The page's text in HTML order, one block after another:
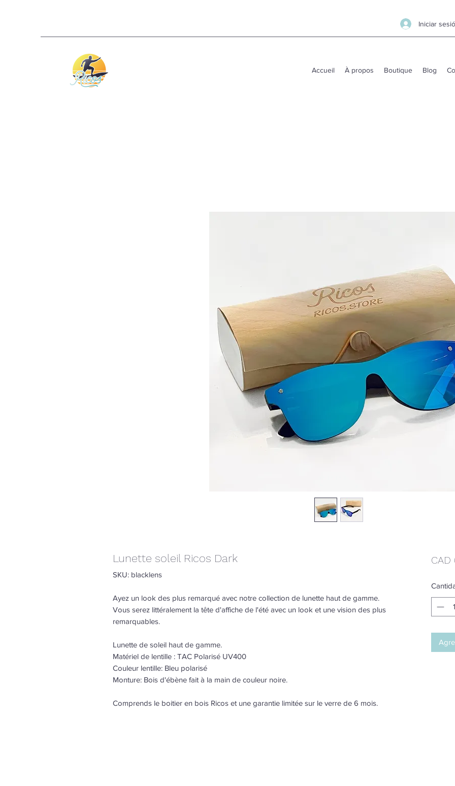
Iniciar
Accueil À propos Boutique Blog
Lunette soleil Ricos Dark
SKU: blacklens
Ayez un look des plus remarqué avec notre collection de lunette haut de gamme.
Vous serez littéralement la tête d'affiche de l'été avec un look et une vision des plus
remarquables.
Lunette de soleil haut de gamme.
Matériel de lentille : TAC Polarisé UV400
Couleur lentille: Bleu polarisé
Monture: Bois d'ébène fait à la main de couleur noire.
Comprends le boitier en bois Ricos et une garantie limitée sur le verre de 6 mois.
CAD